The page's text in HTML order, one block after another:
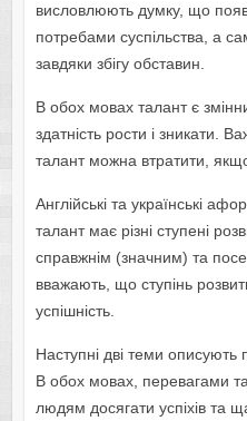
висловлюють думку, що
потребами суспільства, а
завдяки збігу обставин.
В обох мовах талант є
здатність рости і зникати.
талант можна втратити,
Англійські та українські
талант має різні ступені
справжнім (значним) та
вважають, що ступінь
успішність.
Наступні дві теми описують
В обох мовах, перевагами
людям досягати успіхів та